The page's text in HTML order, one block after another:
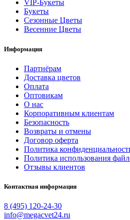
VIP-Букеты
Букеты
Сезонные Цветы
Весенние Цветы
Информация
Партнёрам
Доставка цветов
Оплата
Оптовикам
О нас
Корпоративным клиентам
Безопасность
Возвраты и отмены
Договор оферта
Политика
Политика использования
Отзывы клиентов
Контактная информация
8 (495) 120-24-30
info@megacvet24.ru